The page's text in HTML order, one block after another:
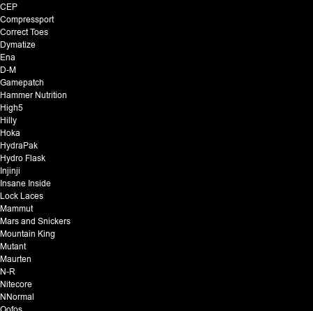
CEP
Compressport
Correct Toes
Dymatize
Ena
D-M
Gamepatch
Hammer Nutrition
High5
Hilly
Hoka
HydraPak
Hydro Flask
Injinji
Insane Inside
Lock Laces
Mammut
Mars and Snickers
Mountain King
Mutant
Maurten
N-R
Nitecore
NNormal